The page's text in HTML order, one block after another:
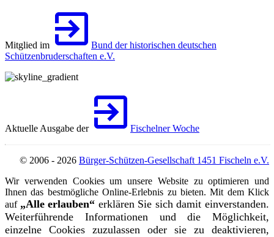
Mitglied im
Bund der historischen deutschen
Schützenbruderschaften e.V.
Aktuelle Ausgabe der Fischelner Woche
© 2006 - 2026 Bürger-Schützen-Gesellschaft 1451 Fischeln e.V.
Wir verwenden Cookies um unsere Website zu optimieren und
Ihnen das bestmögliche Online-Erlebnis zu bieten. Mit dem Klick
auf „Alle erlauben“ erklären Sie sich damit einverstanden.
Weiterführende Informationen und die Möglichkeit,
einzelne Cookies zuzulassen oder sie zu deaktivieren,